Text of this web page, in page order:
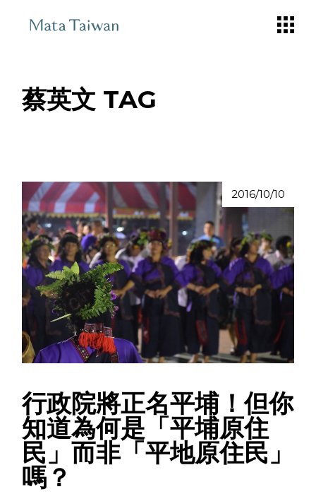
蔡英文 TAG
2016/10/10
行政院將正名平埔！但你
知道為何是「平埔原住
民」而非「平地原住民」
嗎？